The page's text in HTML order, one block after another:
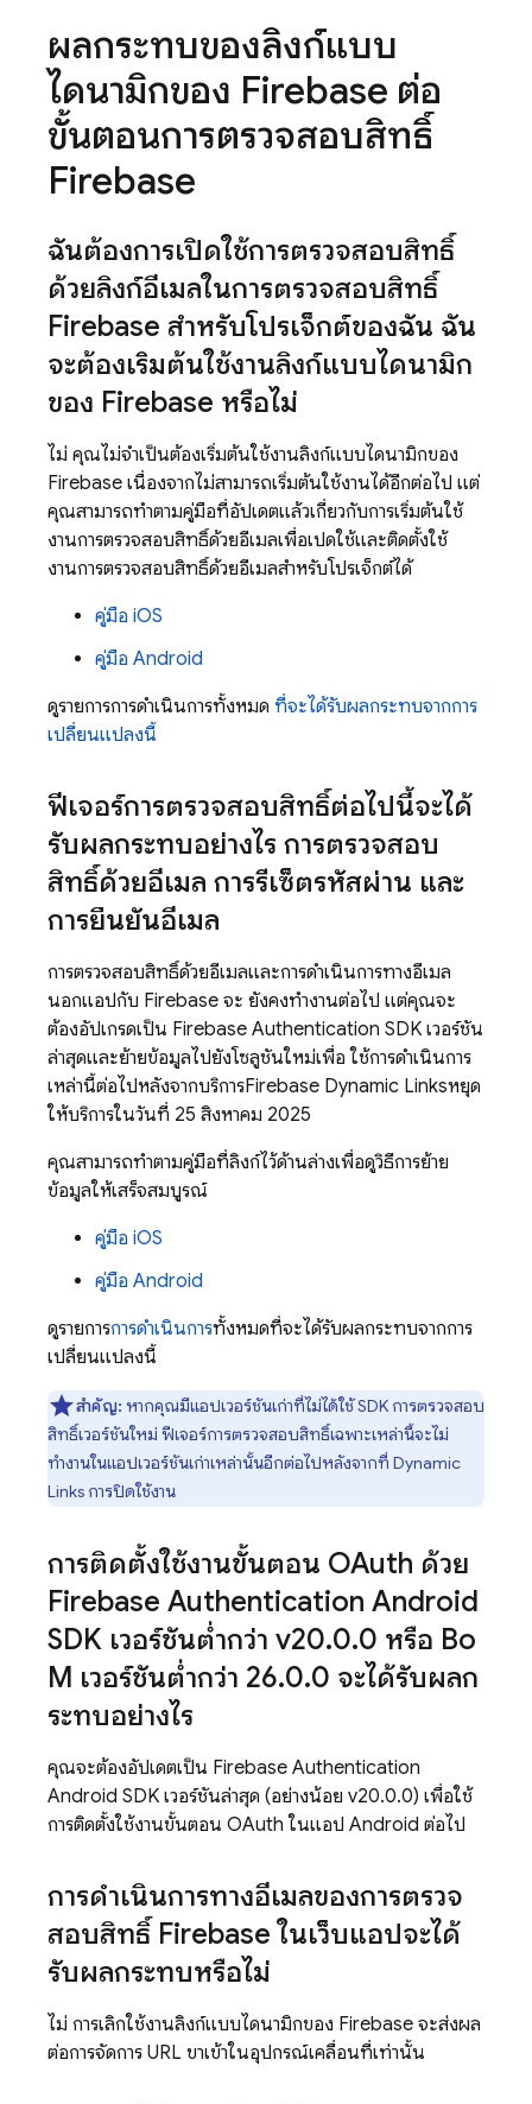
ผลกระทบของลิงก์แบบ
ไดนามิกของ Firebase ต่อ
ขั้นตอนการตรวจสอบสิทธิ์
Firebase
ฉันต้องการเปิดใช้การตรวจสอบสิทธิ์
ด้วยลิงก์อีเมลในการตรวจสอบสิทธิ์
Firebase สำหรับโปรเจ็กต์ของฉัน ฉัน
จะต้องเริ่มต้นใช้งานลิงก์แบบไดนามิก
ของ Firebase หรือไม่
ไม่ คุณไม่จำเป็นต้องเริ่มต้นใช้งานลิงก์แบบไดนามิกของ
Firebase เนื่องจากไม่สามารถเริ่มต้นใช้งานได้อีกต่อไป แต่
คุณสามารถทำตามคู่มือที่อัปเดตแล้วเกี่ยวกับการเริ่มต้นใช้
งานการตรวจสอบสิทธิ์ด้วยอีเมลเพื่อเปิดใช้และติดตั้งใช้
งานการตรวจสอบสิทธิ์ด้วยอีเมลสำหรับโปรเจ็กต์ได้
คู่มือ iOS
คู่มือ Android
ดูรายการการดำเนินการทั้งหมด ที่จะได้รับผลกระทบจากการ
เปลี่ยนแปลงนี้
ฟีเจอร์การตรวจสอบสิทธิ์ต่อไปนี้จะได้
รับผลกระทบอย่างไร การตรวจสอบ
สิทธิ์ด้วยอีเมล การรีเซ็ตรหัสผ่าน และ
การยืนยันอีเมล
การตรวจสอบสิทธิ์ด้วยอีเมลและการดำเนินการทางอีเมล
นอกแอปกับ Firebase จะ ยังคงทำงานต่อไป แต่คุณจะ
ต้องอัปเกรดเป็น Firebase Authentication SDK เวอร์ชัน
ล่าสุดและย้ายข้อมูลไปยังโซลูชันใหม่เพื่อ ใช้การดำเนินการ
เหล่านี้ต่อไปหลังจากบริการFirebase Dynamic Linksหยุด
ให้บริการในวันที่ 25 สิงหาคม 2025
คุณสามารถทำตามคู่มือที่ลิงก์ไว้ด้านล่างเพื่อดูวิธีการย้าย
ข้อมูลให้เสร็จสมบูรณ์
คู่มือ iOS
คู่มือ Android
ดูรายการการดำเนินการทั้งหมดที่จะได้รับผลกระทบจากการ
เปลี่ยนแปลงนี้
สำคัญ: หากคุณมีแอปเวอร์ชันเก่าที่ไม่ได้ใช้ SDK การตรวจสอบ
สิทธิ์เวอร์ชันใหม่ ฟีเจอร์การตรวจสอบสิทธิ์เฉพาะเหล่านี้จะไม่
ทำงานในแอปเวอร์ชันเก่าเหล่านั้นอีกต่อไปหลังจากที่ Dynamic
Links การปิดใช้งาน
การติดตั้งใช้งานขั้นตอน OAuth ด้วย
Firebase Authentication Android
SDK เวอร์ชันต่ำกว่า v20.0.0 หรือ Bo
M เวอร์ชันต่ำกว่า 26.0.0 จะได้รับผลก
ระทบอย่างไร
คุณจะต้องอัปเดตเป็น Firebase Authentication
Android SDK เวอร์ชันล่าสุด (อย่างน้อย v20.0.0) เพื่อใช้
การติดตั้งใช้งานขั้นตอน OAuth ในแอป Android ต่อไป
การดำเนินการทางอีเมลของการตรวจ
สอบสิทธิ์ Firebase ในเว็บแอปจะได้
รับผลกระทบหรือไม่
ไม่ การเลิกใช้งานลิงก์แบบไดนามิกของ Firebase จะส่งผล
ต่อการจัดการ URL ขาเข้าในอุปกรณ์เคลื่อนที่เท่านั้น